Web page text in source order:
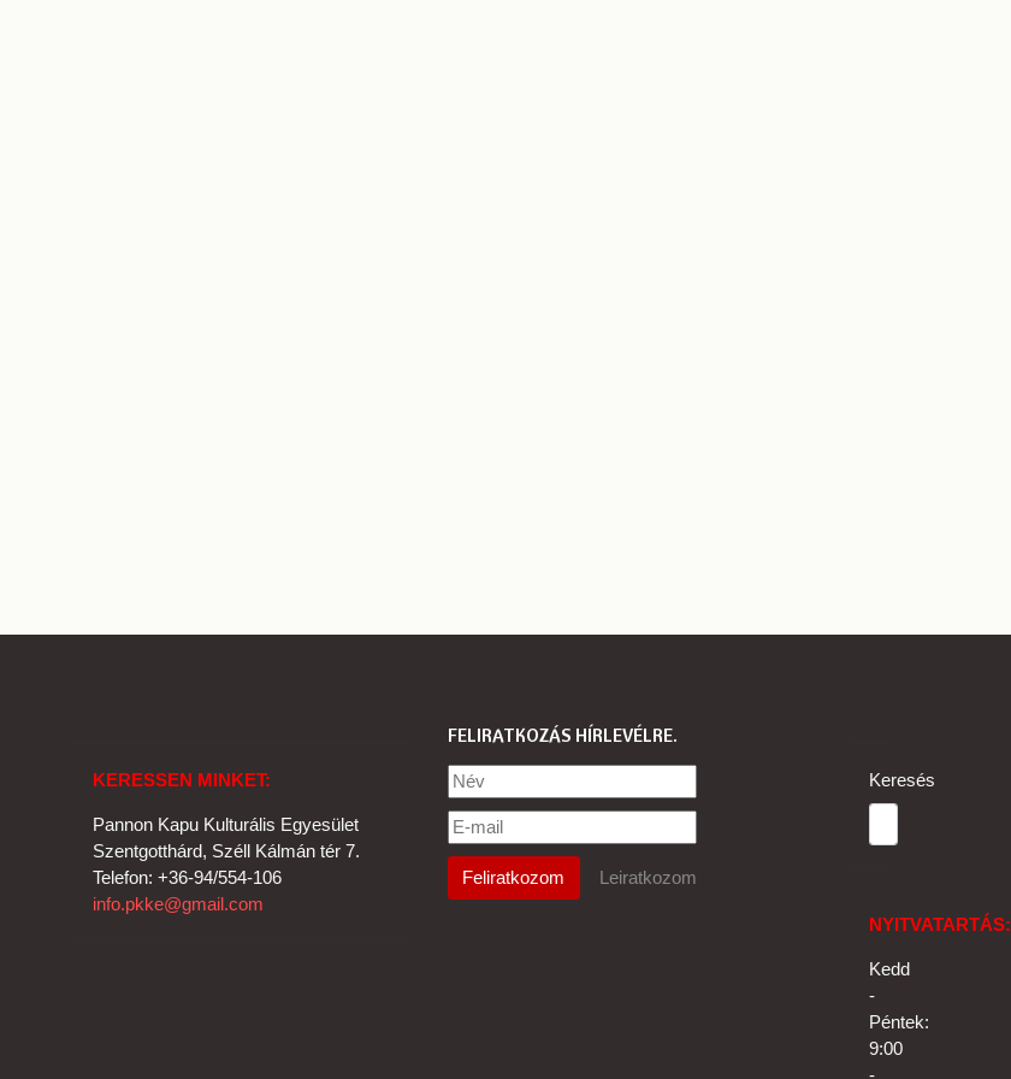
KERESSEN MINKET:
Pannon Kapu Kulturális Egyesület
Szentgotthárd, Széll Kálmán tér 7.
Telefon: +36-94/554-106
info.pkke@gmail.com
FELIRATKOZÁS HÍRLEVÉLRE
Keresés
NYITVATARTÁS:
Kedd
-
Péntek:
9:00
-